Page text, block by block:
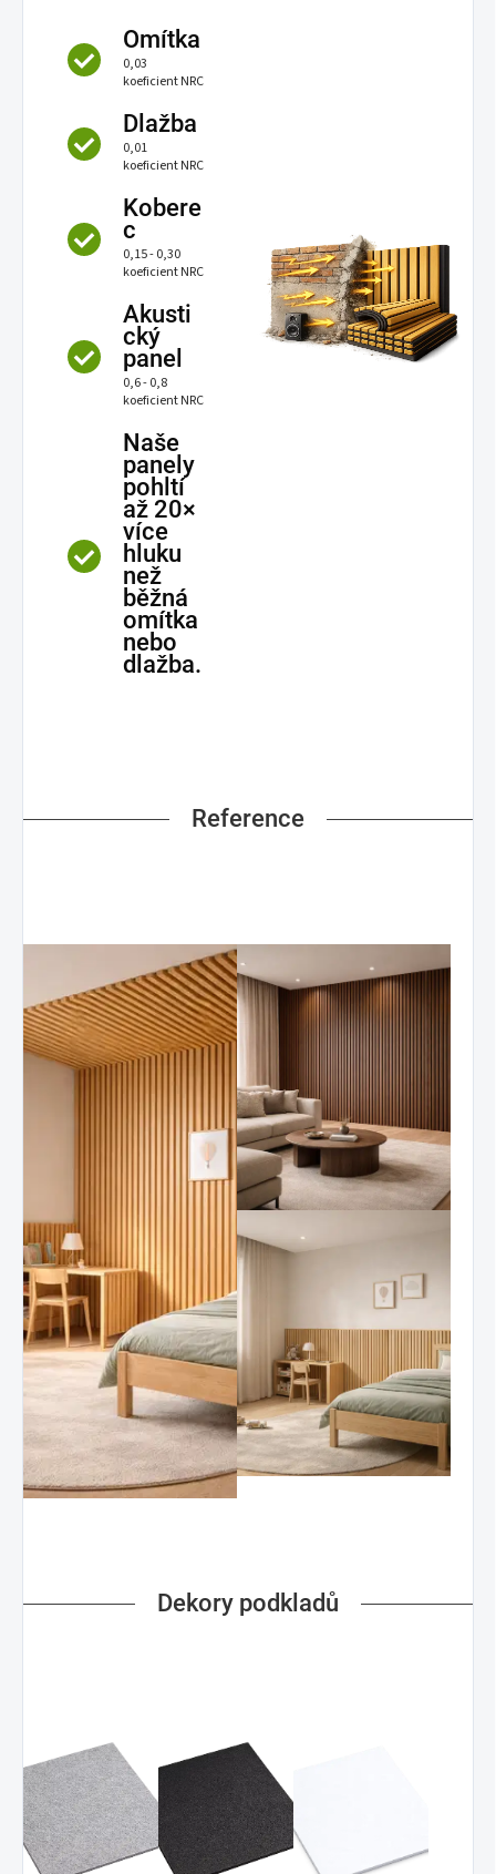
Omítka
0,03
koeficient NRC
Dlažba
0,01
koeficient NRC
Kobere
c
0,15 - 0,30
koeficient NRC
Akusti
cký
panel
0,6 - 0,8
koeficient NRC
Naše
panely
pohltí
až 20×
více
hluku
než
běžná
omítka
nebo
dlažba.
Reference
Dekory podkladů